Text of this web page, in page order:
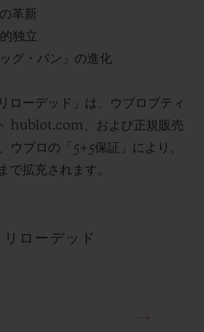
革新
独立
グ・バン」の進化
ローデッド
」は、ウブロブティ
hublot.com、および正規販売
ウブロの「5+5保証」により、
で拡充されます。
ローデッド